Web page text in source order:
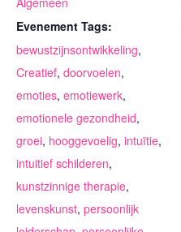
Evenement Tags:
bewustzijnsontwikkeling,
Creatief, doorvoelen,
emoties, emotiewerk,
emotionele gezondheid,
groei, hooggevoelig, intuïtie,
intuitief schilderen,
kunstzinnige therapie,
levenskunst, persoonlijk